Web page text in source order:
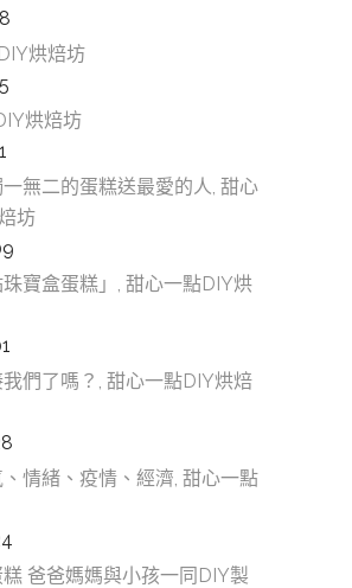
烘焙坊
烘焙坊
無二的蛋糕送最愛的人, 甜心
坊
珠寶盒蛋糕」, 甜心一點DIY烘
們了嗎？, 甜心一點DIY烘焙
情緒、疫情、經濟, 甜心一點
爸爸媽媽與小孩一同DIY製